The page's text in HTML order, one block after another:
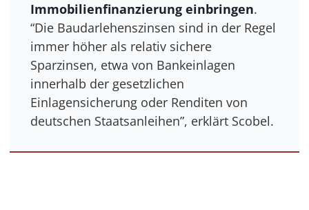
Immobilienfinanzierung einbringen.
“Die Baudarlehenszinsen sind in der Regel
immer höher als relativ sichere
Sparzinsen, etwa von Bankeinlagen
innerhalb der gesetzlichen
Einlagensicherung oder Renditen von
deutschen Staatsanleihen”, erklärt Scobel.